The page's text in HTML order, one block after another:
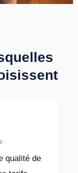
qualité de